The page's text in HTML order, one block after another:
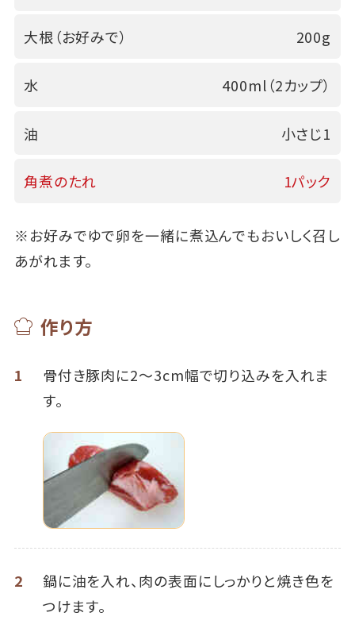
大根（お好みで） 200g
水 400ml（2カップ）
油 小さじ1
角煮のたれ 1パック
※お好みでゆで卵を一緒に煮込んでもおいしく召し
あがれます。
作り方
1
骨付き豚肉に2～3cm幅で切り込みを入れま
す。
2
鍋に油を入れ、肉の表面にしっかりと焼き色を
つけます。